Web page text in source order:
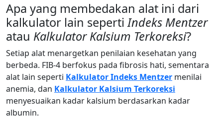
Apa yang membedakan alat ini dari
kalkulator lain sepertiIndeks Mentzer
atau Kalkulator Kalsium Terkoreksi?
Setiap alat menargetkan penilaian kesehatan yang
berbeda. FIB-4 berfokus pada fibrosis hati, sementara
alat lain seperti Kalkulator Indeks Mentzer menilai
anemia, dan Kalkulator Kalsium Terkoreksi
menyesuaikan kadar kalsium berdasarkan kadar
albumin.